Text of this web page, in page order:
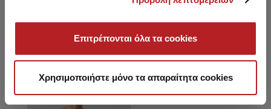
Επιτρέπονται όλα τα cookies
Χρησιμοποιήστε μόνο τα απαραίτητα cookies
You saw recently
NEW